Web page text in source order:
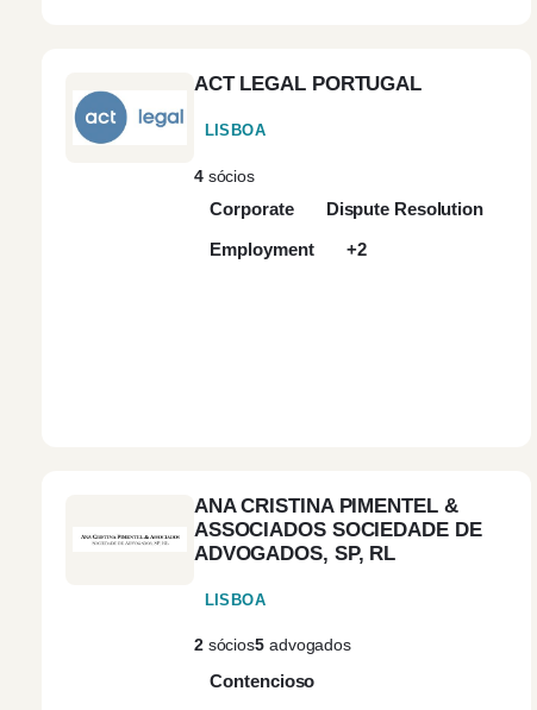
ACT LEGAL PORTUGAL
LISBOA
4sócios
Corporate
Dispute Resolution
Employment
+2
ANA CRISTINA PIMENTEL &
ASSOCIADOS SOCIEDADE DE
ADVOGADOS, SP, RL
LISBOA
2sócios5 advogados
Contencioso